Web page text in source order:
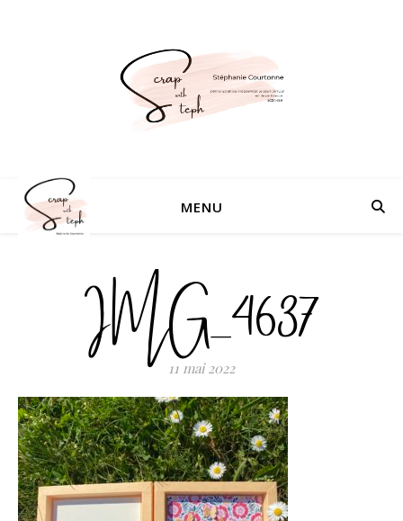
MENU
IMG_4637
11 mai 2022